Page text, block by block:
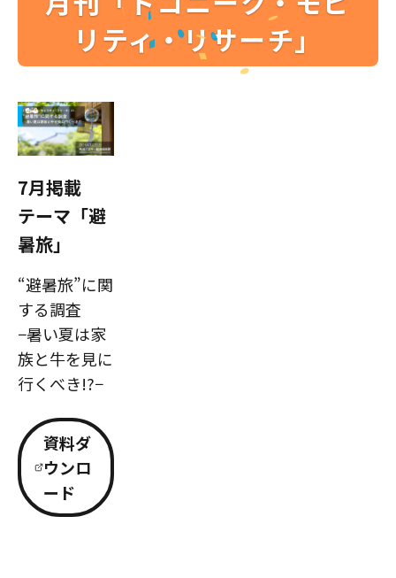
リティ・リサーチ」
7月掲載
テーマ「避
暑旅」
“避暑旅”に関
する調査
−暑い夏は家
族と牛を見に
行くべき!?−
資料ダ
ウンロ
ード